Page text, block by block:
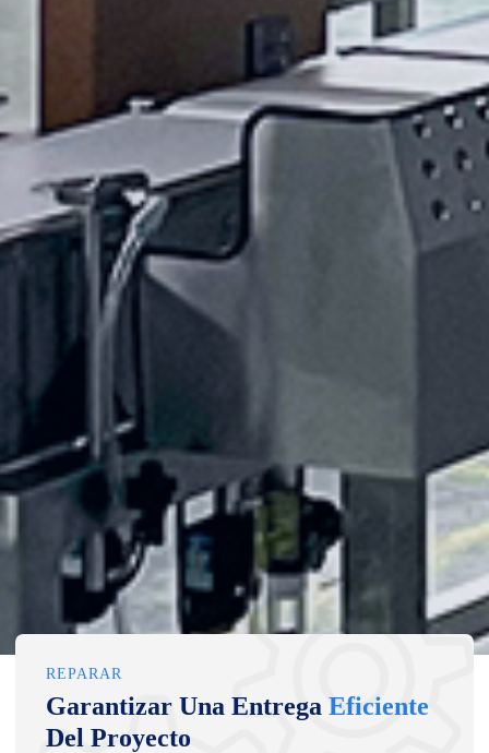
REPARAR
Garantizar Una EntregaEficiente
Del Proyecto